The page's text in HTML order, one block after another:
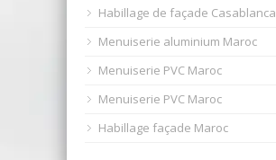
Habillage de façade Casablanca
Menuiserie aluminium Maroc
Menuiserie PVC Maroc
Menuiserie PVC Maroc
Habillage façade Maroc